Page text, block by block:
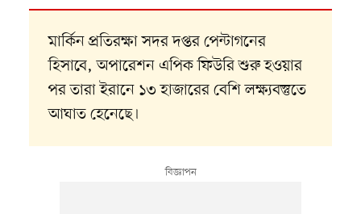
মার্কিন প্রতিরক্ষা সদর দপ্তর পেন্টাগনের
হিসাবে, অপারেশন এপিক ফিউরি শুরু হওয়ার
পর তারা ইরানে ১৩ হাজারের বেশি লক্ষ্যবস্তুতে
আঘাত হেনেছে।